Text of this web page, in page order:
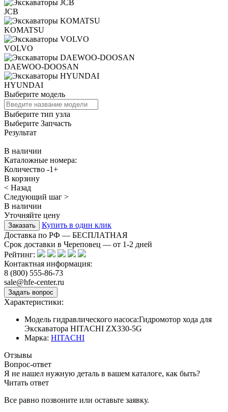
JCB
KOMATSU
VOLVO
DAEWOO-DOOSAN
HYUNDAI
Выберите модель
Выберите тип узла
Выберите Запчасть
Результат
В наличии
Каталожные номера:
Количество -1+
В корзину
< Назад
Следующий шаг >
В наличии
Уточняйте цену
Купить в один клик
Доставка по РФ — БЕСПЛАТНАЯ
Срок доставки в Череповец — от 1-2 дней
Рейтинг:
Контактная информация:
8 (800) 555-86-73
sale@hfe-center.ru
Характеристики:
Модель гидравлического насоса:Гидромотор хода для
Экскаватора HITACHI ZX330-5G
Марка: HITACHI
Отзывы
Вопрос-ответ
Я не нашел нужную деталь в вашем каталоге, как быть?
Читать ответ
Все равно позвоните или оставьте заявку.